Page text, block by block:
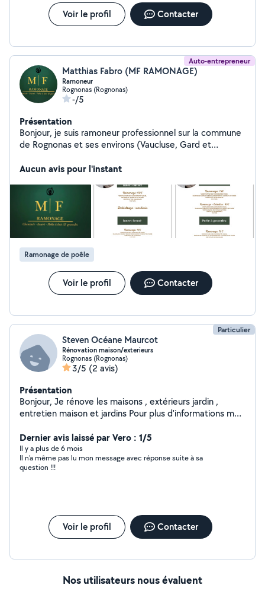
Voir le profil Contacter
Auto-entrepreneur
Matthias Fabro (MF RAMONAGE)
Ramoneur
Rognonas (Rognonas)
-/5
Présentation
Bonjour, je suis ramoneur professionnel sur la commune
de Rognonas et ses environs (Vaucluse, Gard et
toute demande de ramonage de poêles à bois, poêles
Aucun avis pour l'instant
Ramonage de poêle
Voir le profil Contacter
Particulier
Steven Océane Maurcot
Rénovation maison/exterieurs
Rognonas (Rognonas)
3/5 (2 avis)
Présentation
Bonjour, Je rénove les maisons , extérieurs jardin ,
entretien maison et jardins Pour plus d'informations me
Dernier avis laissé par Vero : 1/5
Il y a plus de 6 mois
Il n’a même pas lu mon message avec réponse suite à sa
question !!!
Voir le profil Contacter
Nos utilisateurs nous évaluent